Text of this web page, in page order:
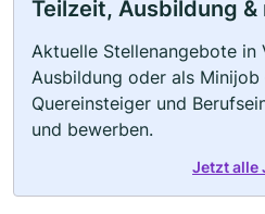
Teilzeit, Ausbildung &
Aktuelle Stellenangebote in
Ausbildung oder als Minijob
Quereinsteiger und
und bewerben.
Jetzt alle